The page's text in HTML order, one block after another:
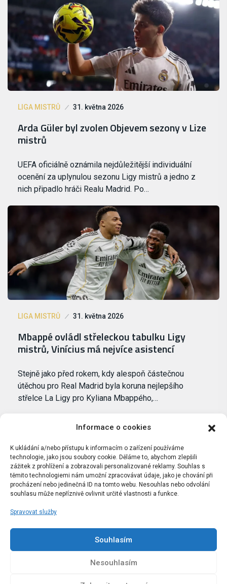
Informace o cookies
K ukládání a/nebo přístupu k informacím o zařízení používáme
technologie, jako jsou soubory cookie. Děláme to, abychom zlepšili
zážitek z prohlížení a zobrazovali personalizované reklamy. Souhlas s
těmito technologiemi nám umožní zpracovávat údaje, jako je chování při
procházení nebo jedinečná ID na tomto webu. Nesouhlas nebo odvolání
souhlasu může nepříznivě ovlivnit určité vlastnosti a funkce.
Spravovat služby
Souhlasím
Nesouhlasím
LIGA MISTRŮ 31. května 2026
Arda Güler byl zvolen Objevem sezony v Lize
mistrů
UEFA oficiálně oznámila nejdůležitější individuální
ocenění za uplynulou sezonu Ligy mistrů a jedno z
nich připadlo hráči Realu Madrid. Po…
LIGA MISTRŮ 31. května 2026
Mbappé ovládl střeleckou tabulku Ligy
mistrů, Vinícius má nejvíce asistencí
Stejně jako před rokem, kdy alespoň částečnou
útěchou pro Real Madrid byla koruna nejlepšího
střelce La Ligy pro Kyliana Mbappého,…
Kopírování obsahu je přísně zakázáno.